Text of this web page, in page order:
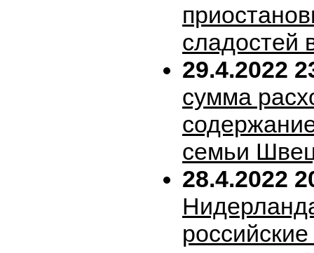
сладостей
29.4.2022
сумма
семьи
28.4.2022